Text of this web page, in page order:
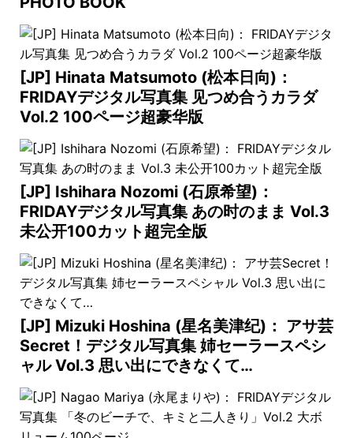
[JP] Hinata Matsumoto (松本日向)：
FRIDAYデジタル写真集 见つめ合うカラダ
Vol.2 100ページ超豪华版
[JP] Ishihara Nozomi (石原希望)：
FRIDAYデジタル写真集 あの时のまま Vol.3
未公开100カット超完全版
[JP] Mizuki Hoshina (星名美津纪)： アサ芸
Secret！デジタル写真集 姉セーラースペシ
ャル Vol.3 思い出にできなくて…